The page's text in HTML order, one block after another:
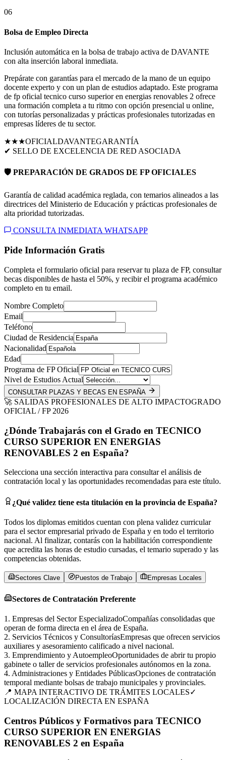
06
Bolsa de Empleo Directa
Inclusión automática en la bolsa de trabajo activa de DAVANTE
con alta inserción laboral inmediata.
Prepárate con garantías para el mercado de la mano de un equipo
docente experto y con un plan de estudios adaptado. Este programa
de fp oficial tecnico curso superior en energias renovables 2 ofrece
una formación completa a tu ritmo con opción presencial u online,
con tutorías personalizadas y prácticas profesionales tutorizadas en
empresas líderes de tu sector.
★★★OFICIALDAVANTEGARANTÍA
✔ SELLO DE EXCELENCIA DE RED ASOCIADA
🛡️ PREPARACIÓN DE GRADOS DE FP OFICIALES
Garantía de calidad académica reglada, con temarios alineados a las
directrices del Ministerio de Educación y prácticas profesionales de
alta prioridad tutorizadas.
CONSULTA INMEDIATA WHATSAPP
Pide Información Gratis
Completa el formulario oficial para reservar tu plaza de FP, consultar
becas disponibles de hasta el 50%, y recibir el programa académico
completo en tu email.
Nombre Completo
Email
Teléfono
Ciudad de Residencia
Nacionalidad
Edad
Programa de FP Oficial
Nivel de Estudios Actual
CONSULTAR PLAZAS Y BECAS EN ESPAÑA
🚀 SALIDAS PROFESIONALES DE ALTO IMPACTOGRADO
OFICIAL / FP 2026
¿Dónde Trabajarás con el Grado en TECNICO
CURSO SUPERIOR EN ENERGIAS
RENOVABLES 2 en España?
Selecciona una sección interactiva para consultar el análisis de
contratación local y las oportunidades recomendadas para este título.
¿Qué validez tiene esta titulación en la provincia de España?
Todos los diplomas emitidos cuentan con plena validez curricular
para el sector empresarial privado de España y en todo el territorio
nacional. Al finalizar, contarás con la habilitación correspondiente
que acredita las horas de estudio cursadas, el temario superado y las
competencias obtenidas.
Sectores Clave Puestos de Trabajo Empresas Locales
Sectores de Contratación Preferente
1 . Empresas del Sector EspecializadoCompañías consolidadas que
operan de forma directa en el área de España.
2. Servicios Técnicos y ConsultoríasEmpresas que ofrecen servicios
auxiliares y asesoramiento calificado a nivel nacional.
3. Emprendimiento y AutoempleoOportunidades de abrir tu propio
gabinete o taller de servicios profesionales autónomos en la zona.
4. Administraciones y Entidades PúblicasOpciones de contratación
temporal mediante bolsas de trabajo municipales y provinciales.
📍 MAPA INTERACTIVO DE TRÁMITES LOCALES✓
LOCALIZACIÓN DIRECTA EN ESPAÑA
Centros Públicos y Formativos para TECNICO
CURSO SUPERIOR EN ENERGIAS
RENOVABLES 2 en España